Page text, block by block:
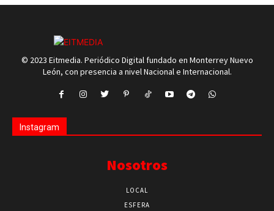
© 2023 Eitmedia. Periódico Digital fundado en Monterrey Nuevo
León, con presencia a nivel Nacional e Internacional.
Instagram
Nosotros
LOCAL
ESFERA